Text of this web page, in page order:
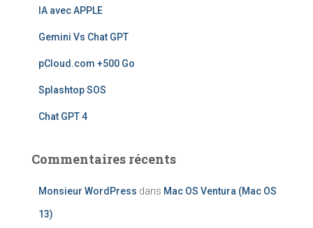
IA avec APPLE
Gemini Vs Chat GPT
pCloud.com +500 Go
Splashtop SOS
Chat GPT 4
Commentaires récents
Monsieur WordPress dans Mac OS Ventura (Mac OS
13)